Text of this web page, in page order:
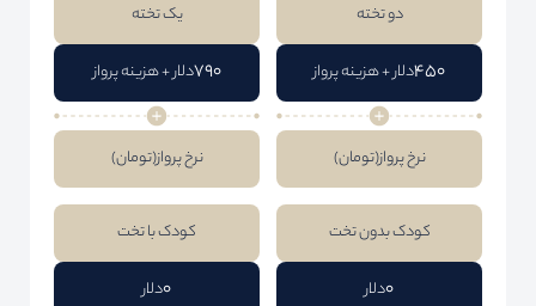
دو تخته
450دلار + هزینه پرواز
نرخ پرواز(تومان)
یک تخته
790دلار + هزینه پرواز
نرخ پرواز(تومان)
کودک بدون تخت
0دلار
کودک با تخت
0دلار